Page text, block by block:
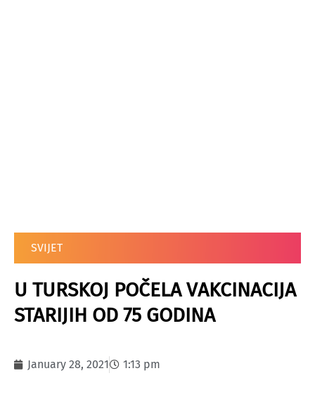
SVIJET
U TURSKOJ POČELA VAKCINACIJA
STARIJIH OD 75 GODINA
January 28, 2021 1:13 pm